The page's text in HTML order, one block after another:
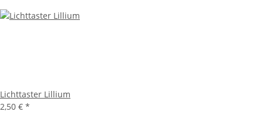
Lichttaster Lillium
2,50 € *